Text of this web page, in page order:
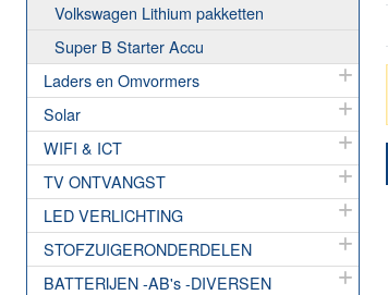
Volkswagen Lithium pakketten
Super B Starter Accu
Laders en Omvormers
Solar
WIFI & ICT
TV ONTVANGST
LED VERLICHTING
STOFZUIGERONDERDELEN
BATTERIJEN -AB's -DIVERSEN